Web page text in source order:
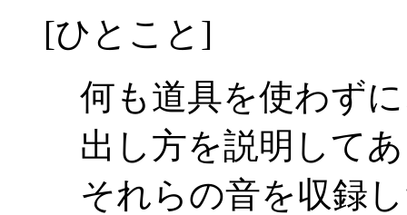
[ひとこと]
何も道具を使わず
出し方を説明して
それらの音を収録